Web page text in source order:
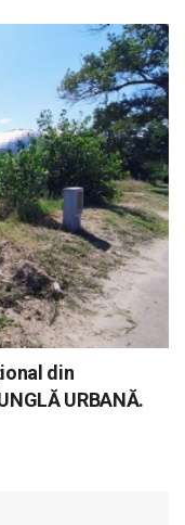
din
URBANĂ.